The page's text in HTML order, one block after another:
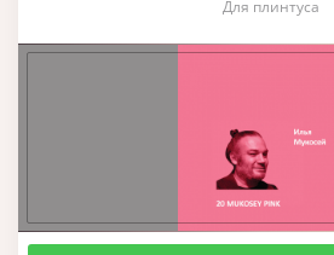
Для плинтуса